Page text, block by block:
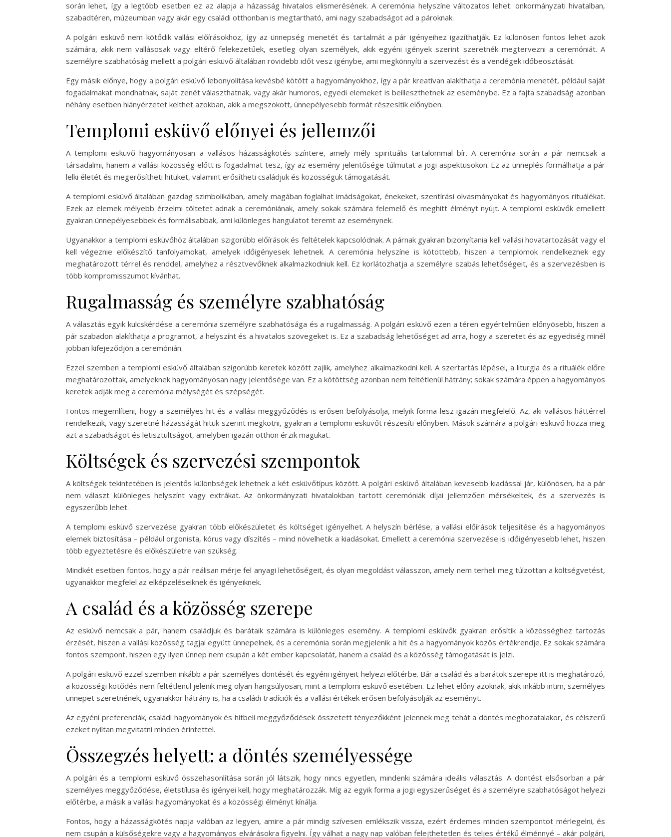
során lehet, így a legtöbb esetben ez az alapja a házasság hivatalos elismerésének. A ceremónia helyszíne változatos lehet: önkormányzati hivatalban,
szabadtéren, múzeumban vagy akár egy családi otthonban is megtartható, ami nagy szabadságot ad a pároknak.
A polgári esküvő nem kötődik vallási előírásokhoz, így az ünnepség menetét és tartalmát a pár igényeihez igazíthatják. Ez különösen fontos lehet azok
számára, akik nem vallásosak vagy eltérő felekezetűek, esetleg olyan személyek, akik egyéni igények szerint szeretnék megtervezni a ceremóniát. A
személyre szabhatóság mellett a polgári esküvő általában rövidebb időt vesz igénybe, ami megkönnyíti a szervezést és a vendégek időbeosztását.
Egy másik előnye, hogy a polgári esküvő lebonyolítása kevésbé kötött a hagyományokhoz, így a pár kreatívan alakíthatja a ceremónia menetét, például saját
fogadalmakat mondhatnak, saját zenét választhatnak, vagy akár humoros, egyedi elemeket is beilleszthetnek az eseménybe. Ez a fajta szabadság azonban
néhány esetben hiányérzetet kelthet azokban, akik a megszokott, ünnepélyesebb formát részesítik előnyben.
Templomi esküvő előnyei és jellemzői
A templomi esküvő hagyományosan a vallásos házasságkötés színtere, amely mély spirituális tartalommal bír. A ceremónia során a pár nemcsak a
társadalmi, hanem a vallási közösség előtt is fogadalmat tesz, így az esemény jelentősége túlmutat a jogi aspektusokon. Ez az ünneplés formálhatja a pár
lelki életét és megerősítheti hitüket, valamint erősítheti családjuk és közösségük támogatását.
A templomi esküvő általában gazdag szimbolikában, amely magában foglalhat imádságokat, énekeket, szentírási olvasmányokat és hagyományos rituálékat.
Ezek az elemek mélyebb érzelmi töltetet adnak a ceremóniának, amely sokak számára felemelő és meghitt élményt nyújt. A templomi esküvők emellett
gyakran ünnepélyesebbek és formálisabbak, ami különleges hangulatot teremt az eseménynek.
Ugyanakkor a templomi esküvőhöz általában szigorúbb előírások és feltételek kapcsolódnak. A párnak gyakran bizonyítania kell vallási hovatartozását vagy el
kell végeznie előkészítő tanfolyamokat, amelyek időigényesek lehetnek. A ceremónia helyszíne is kötöttebb, hiszen a templomok rendelkeznek egy
meghatározott térrel és renddel, amelyhez a résztvevőknek alkalmazkodniuk kell. Ez korlátozhatja a személyre szabás lehetőségeit, és a szervezésben is
több kompromisszumot kívánhat.
Rugalmasság és személyre szabhatóság
A választás egyik kulcskérdése a ceremónia személyre szabhatósága és a rugalmasság. A polgári esküvő ezen a téren egyértelműen előnyösebb, hiszen a
pár szabadon alakíthatja a programot, a helyszínt és a hivatalos szövegeket is. Ez a szabadság lehetőséget ad arra, hogy a szeretet és az egyediség minél
jobban kifejeződjön a ceremónián.
Ezzel szemben a templomi esküvő általában szigorúbb keretek között zajlik, amelyhez alkalmazkodni kell. A szertartás lépései, a liturgia és a rituálék előre
meghatározottak, amelyeknek hagyományosan nagy jelentősége van. Ez a kötöttség azonban nem feltétlenül hátrány; sokak számára éppen a hagyományos
keretek adják meg a ceremónia mélységét és szépségét.
Fontos megemlíteni, hogy a személyes hit és a vallási meggyőződés is erősen befolyásolja, melyik forma lesz igazán megfelelő. Az, aki vallásos háttérrel
rendelkezik, vagy szeretné házasságát hitük szerint megkötni, gyakran a templomi esküvőt részesíti előnyben. Mások számára a polgári esküvő hozza meg
azt a szabadságot és letisztultságot, amelyben igazán otthon érzik magukat.
Költségek és szervezési szempontok
A költségek tekintetében is jelentős különbségek lehetnek a két esküvőtípus között. A polgári esküvő általában kevesebb kiadással jár, különösen, ha a pár
nem választ különleges helyszínt vagy extrákat. Az önkormányzati hivatalokban tartott ceremóniák díjai jellemzően mérsékeltek, és a szervezés is
egyszerűbb lehet.
A templomi esküvő szervezése gyakran több előkészületet és költséget igényelhet. A helyszín bérlése, a vallási előírások teljesítése és a hagyományos
elemek biztosítása – például orgonista, kórus vagy díszítés – mind növelhetik a kiadásokat. Emellett a ceremónia szervezése is időigényesebb lehet, hiszen
több egyeztetésre és előkészületre van szükség.
Mindkét esetben fontos, hogy a pár reálisan mérje fel anyagi lehetőségeit, és olyan megoldást válasszon, amely nem terheli meg túlzottan a költségvetést,
ugyanakkor megfelel az elképzeléseiknek és igényeiknek.
A család és a közösség szerepe
Az esküvő nemcsak a pár, hanem családjuk és barátaik számára is különleges esemény. A templomi esküvők gyakran erősítik a közösséghez tartozás
érzését, hiszen a vallási közösség tagjai együtt ünnepelnek, és a ceremónia során megjelenik a hit és a hagyományok közös értékrendje. Ez sokak számára
fontos szempont, hiszen egy ilyen ünnep nem csupán a két ember kapcsolatát, hanem a család és a közösség támogatását is jelzi.
A polgári esküvő ezzel szemben inkább a pár személyes döntését és egyéni igényeit helyezi előtérbe. Bár a család és a barátok szerepe itt is meghatározó,
a közösségi kötődés nem feltétlenül jelenik meg olyan hangsúlyosan, mint a templomi esküvő esetében. Ez lehet előny azoknak, akik inkább intim, személyes
ünnepet szeretnének, ugyanakkor hátrány is, ha a családi tradíciók és a vallási értékek erősen befolyásolják az eseményt.
Az egyéni preferenciák, családi hagyományok és hitbeli meggyőződések összetett tényezőkként jelennek meg tehát a döntés meghozatalakor, és célszerű
ezeket nyíltan megvitatni minden érintettel.
Összegzés helyett: a döntés személyessége
A polgári és a templomi esküvő összehasonlítása során jól látszik, hogy nincs egyetlen, mindenki számára ideális választás. A döntést elsősorban a pár
személyes meggyőződése, életstílusa és igényei kell, hogy meghatározzák. Míg az egyik forma a jogi egyszerűséget és a személyre szabhatóságot helyezi
előtérbe, a másik a vallási hagyományokat és a közösségi élményt kínálja.
Fontos, hogy a házasságkötés napja valóban az legyen, amire a pár mindig szívesen emlékszik vissza, ezért érdemes minden szempontot mérlegelni, és
nem csupán a külsőségekre vagy a hagyományos elvárásokra figyelni. Így válhat a nagy nap valóban felejthetetlen és teljes értékű élménnyé – akár polgári,